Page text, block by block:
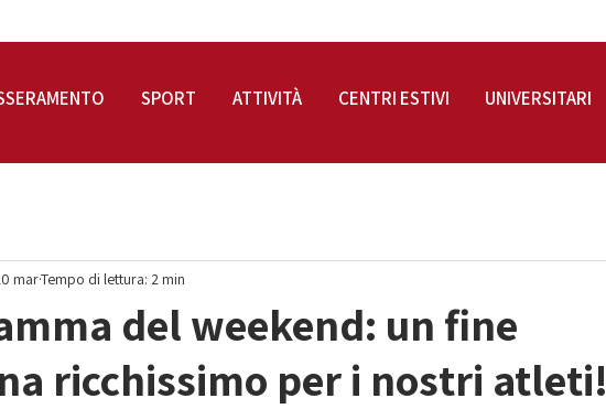
del weekend: un fine
ricchissimo per i nostri atleti!
marTempo di lettura: 2 min
SPORT ATTIVITÀ CENTRI ESTIVI UNIVERSITARI